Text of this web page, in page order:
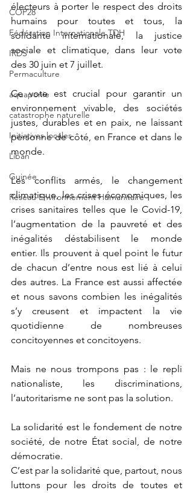
COP28
Fédération Internationale TDH
IRDS
Permaculture
aquaponie
catastrophe naturelle
Initiatives locales
Liban
Guinée
Réseau Environnement Humanitaire
électeurs à porter le respect des droits
humains pour toutes et tous, la
solidarité internationale, la justice
sociale et climatique, dans leur vote
des 30 juin et 7 juillet.
Ce vote est crucial pour garantir un
environnement vivable, des sociétés
justes, durables et en paix, ne laissant
personne de côté, en France et dans le
monde.
Les conflits armés, le changement
climatique, les crises économiques, les
crises sanitaires telles que le Covid-19,
l’augmentation de la pauvreté et des
inégalités déstabilisent le monde
entier. Ils prouvent à quel point le futur
de chacun d’entre nous est lié à celui
des autres. La France est aussi affectée
et nous savons combien les inégalités
s’y creusent et impactent la vie
quotidienne de nombreuses
concitoyennes et concitoyens.
Mais ne nous trompons pas : le repli
nationaliste, les discriminations,
l’autoritarisme ne sont pas la solution.
La solidarité est le fondement de notre
société, de notre État social, de notre
démocratie.
C’est par la solidarité que, partout, nous
luttons pour les droits de toutes et